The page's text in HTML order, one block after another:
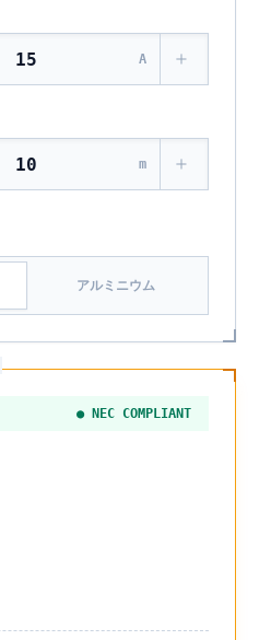
A
m
アルミニウム
● NEC COMPLIANT